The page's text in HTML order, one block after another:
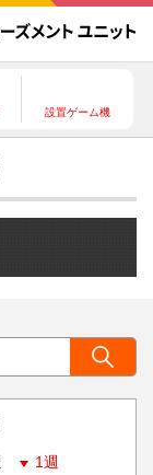
設置ゲーム機
1週